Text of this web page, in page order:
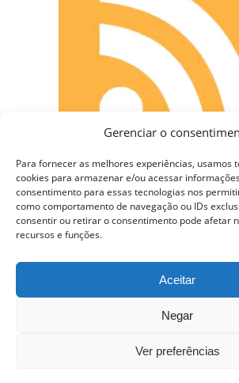
Gerenciar o
Para fornecer as melhores experiências, usamos
cookies para armazenar e/ou acessar
consentimento para essas tecnologias nos
como comportamento de navegação ou IDs
consentir ou retirar o consentimento pode afetar
recursos e funções.
Aceitar
Negar
Ver preferências
CONECTE-SE
Copyright © 2009 - 2023 Somente
Nossa Hospedagem WordPress VPS de